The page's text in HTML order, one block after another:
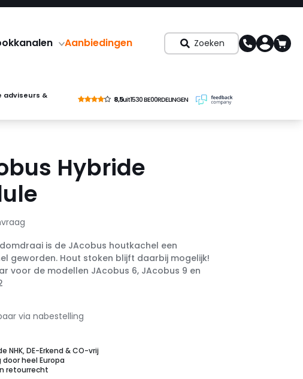
Aanbiedingen Zoeken
adviseurs &
8,5uit1530 BE00RDELINGEN
Hybride
is de JAcobus houtkachel een
geworden. Hout stoken blijft daarbij mogelijk!
voor de modellen JAcobus 6, JAcobus 9 en
via nabestelling
NHK, DE-Erkend & CO-vrij
door heel Europa
retourrecht